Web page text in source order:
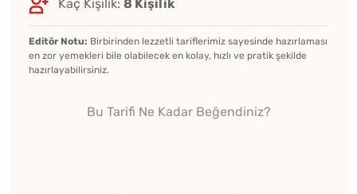
Kaç Kişilik: 8 Kişilik
Editör Notu: Birbirinden lezzetli tariflerimiz sayesinde hazırlaması
en zor yemekleri bile olabilecek en kolay, hızlı ve pratik şekilde
hazırlayabilirsiniz.
Bu Tarifi Ne Kadar Beğendiniz?